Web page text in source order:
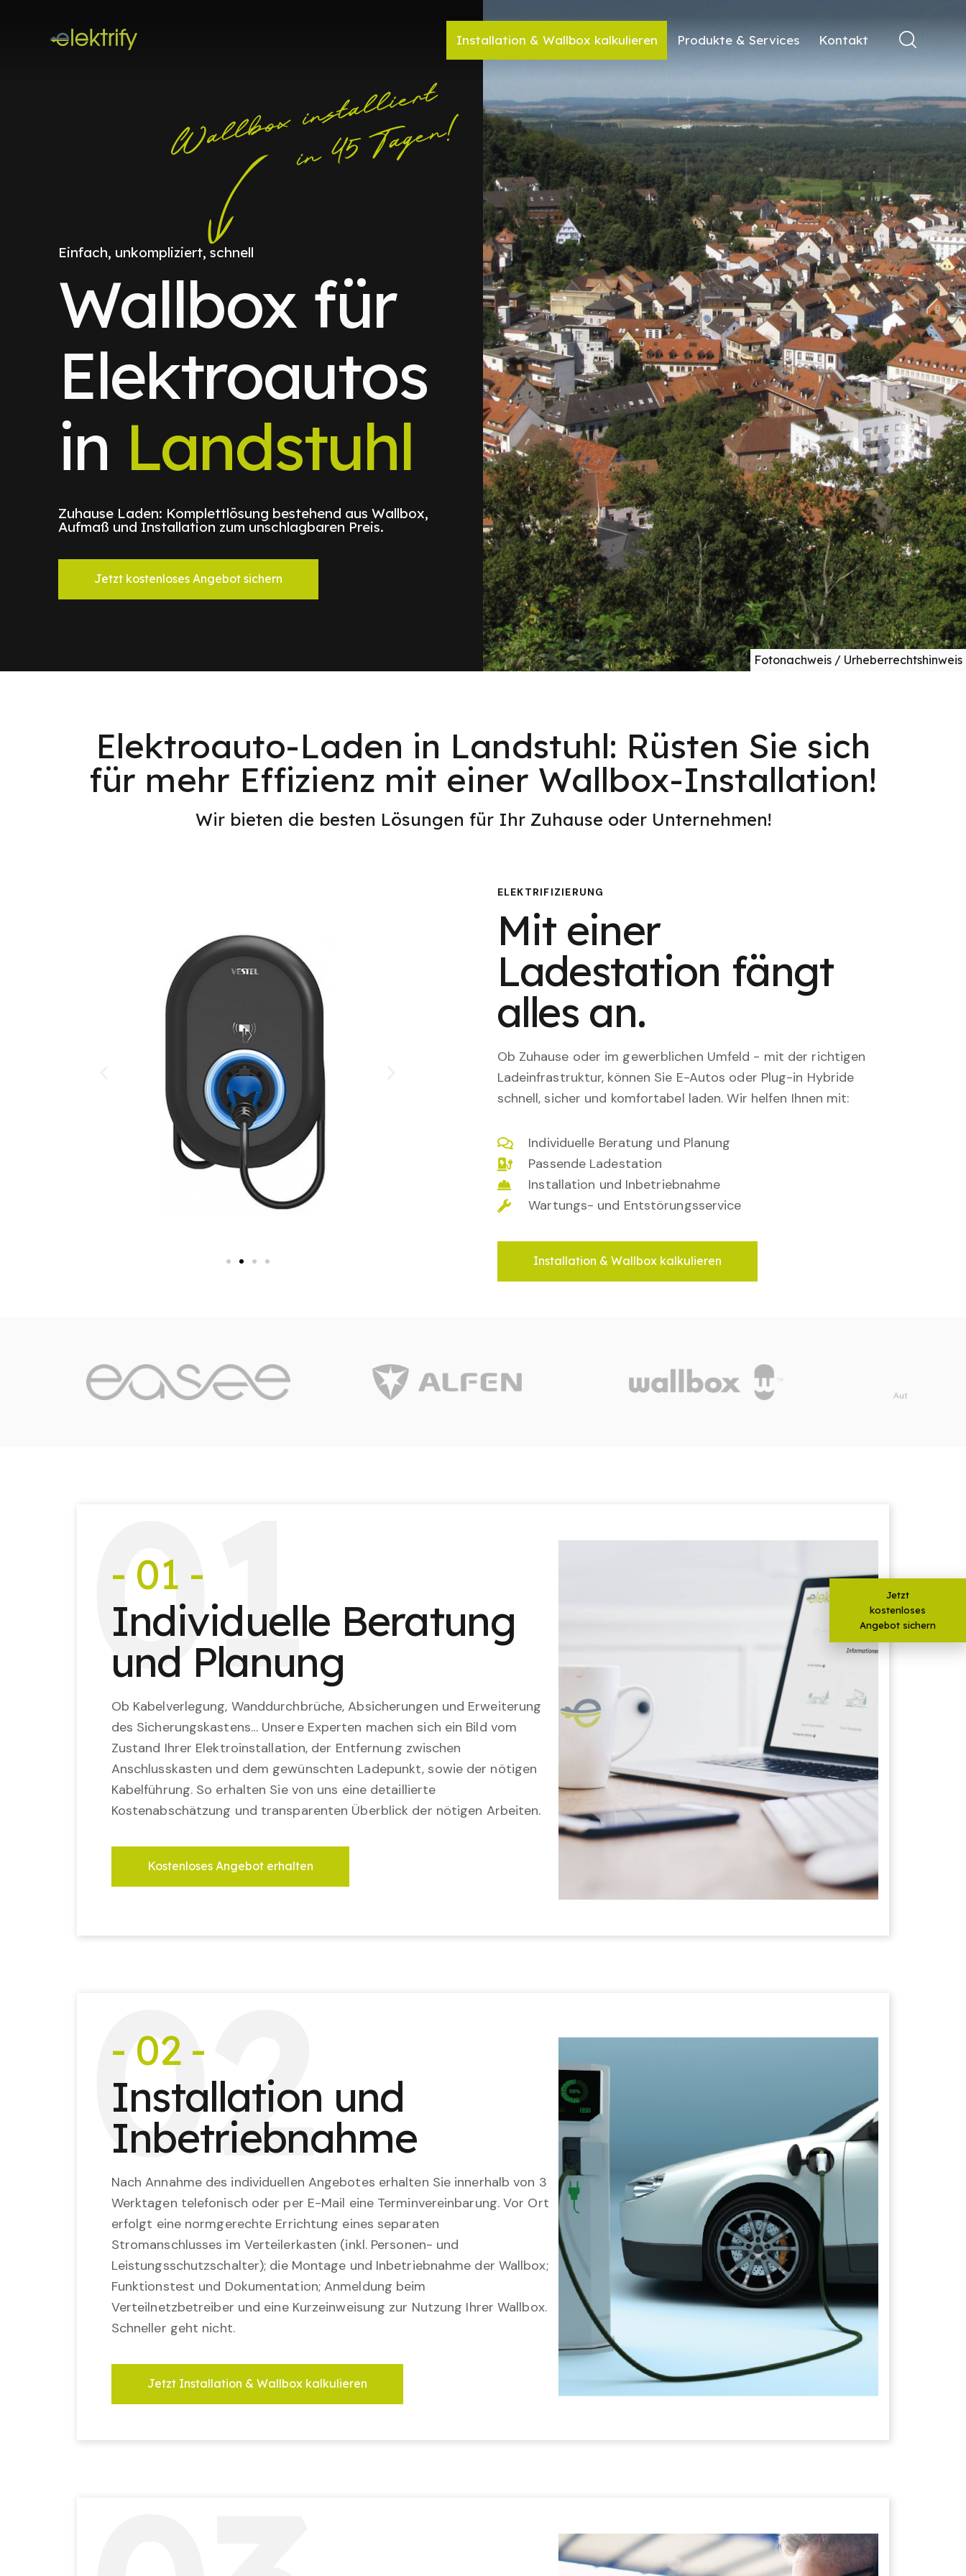
Installation & Wallbox kalkulieren Produkte & Services Kontakt
Einfach, unkompliziert, schnell
Wallbox für
Elektroautos
in Landstuhl
Zuhause Laden: Komplettlösung bestehend aus Wallbox,
Aufmaß und Installation zum unschlagbaren Preis.
Jetzt kostenloses Angebot sichern
Fotonachweis / Urheberrechtshinweis
Elektroauto-Laden in Landstuhl: Rüsten Sie sich
für mehr Effizienz mit einer Wallbox-Installation!
Wir bieten die besten Lösungen für Ihr Zuhause oder Unternehmen!
ELEKTRIFIZIERUNG
Mit einer
Ladestation fängt
alles an.
Ob Zuhause oder im gewerblichen Umfeld - mit der richtigen
Ladeinfrastruktur, können Sie E-Autos oder Plug-in Hybride
schnell, sicher und komfortabel laden. Wir helfen Ihnen mit:
Individuelle Beratung und Planung
Passende Ladestation
Installation und Inbetriebnahme
Wartungs- und Entstörungsservice
Installation & Wallbox kalkulieren
01
- 01 -
Individuelle Beratung
und Planung
Ob Kabelverlegung, Wanddurchbrüche, Absicherungen und Erweiterung
des Sicherungskastens… Unsere Experten machen sich ein Bild vom
Zustand Ihrer Elektroinstallation, der Entfernung zwischen
Anschlusskasten und dem gewünschten Ladepunkt, sowie der nötigen
Kabelführung. So erhalten Sie von uns eine detaillierte
Kostenabschätzung und transparenten Überblick der nötigen Arbeiten.
Kostenloses Angebot erhalten
02
- 02 -
Installation und
Inbetriebnahme
Nach Annahme des individuellen Angebotes erhalten Sie innerhalb von 3
Werktagen telefonisch oder per E-Mail eine Terminvereinbarung. Vor Ort
erfolgt eine normgerechte Errichtung eines separaten
Stromanschlusses im Verteilerkasten (inkl. Personen- und
Leistungsschutzschalter); die Montage und Inbetriebnahme der Wallbox;
Funktionstest und Dokumentation; Anmeldung beim
Verteilnetzbetreiber und eine Kurzeinweisung zur Nutzung Ihrer Wallbox.
Schneller geht nicht.
Jetzt Installation & Wallbox kalkulieren
Jetzt
kostenloses
Angebot sichern